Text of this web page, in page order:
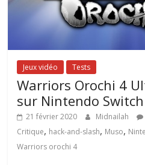
Jeux vidéo Tests
Warriors Orochi 4
sur Nintendo Switch
21 février 2020 Midnailah
Critique, hack-and-slash, Muso,
Warriors orochi 4